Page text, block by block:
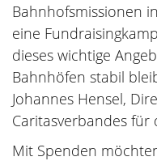
Bahnhofsmissionen
eine
dieses wichtige
Bahnhöfen stabil
Johannes Hensel,
Caritasverbandes für
Mit Spenden